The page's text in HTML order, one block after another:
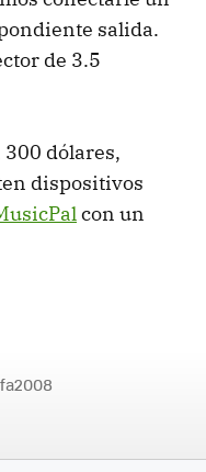
salida.
de 3.5
300 dólares,
dispositivos
con un